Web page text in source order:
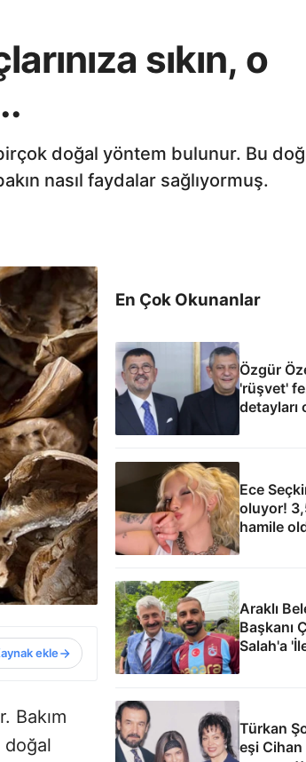
sıkın, o
doğal yöntem bulunur. Bu
nasıl faydalar sağlıyormuş.
ekle
Bakım
doğal
En Çok Okunanlar
Özgür
'rüşvet'
detayları
Ece
oluyor!
hamile
edildi
Araklı
Başkanı
Salah'a
yıllarda
yaşa' teklifi
Türkan
eşi Cihan